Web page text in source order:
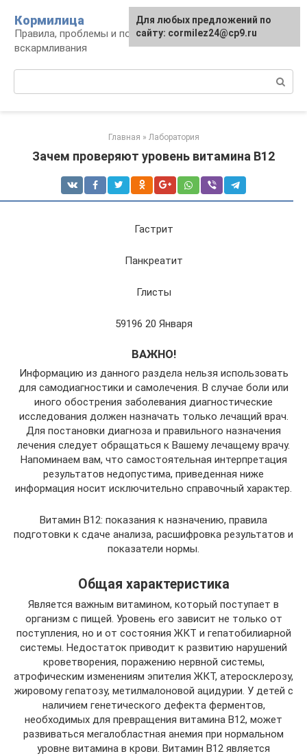
контенту
Кормилица
Правила, проблемы и польза грудного
вскармливания
Главная » Лаборатория
Зачем проверяют уровень витамина B12
Гастрит
Панкреатит
Глисты
59196 20 Января
ВАЖНО!
Информацию из данного раздела нельзя использовать
для самодиагностики и самолечения. В случае боли или
иного обострения заболевания диагностические
исследования должен назначать только лечащий врач.
Для постановки диагноза и правильного назначения
лечения следует обращаться к Вашему лечащему врачу.
Напоминаем вам, что самостоятельная интерпретация
результатов недопустима, приведенная ниже
информация носит исключительно справочный характер.
Витамин В12: показания к назначению, правила
подготовки к сдаче анализа, расшифровка результатов и
показатели нормы.
Общая характеристика
Является важным витамином, который поступает в
организм с пищей. Уровень его зависит не только от
поступления, но и от состояния ЖКТ и гепатобилиарной
системы. Недостаток приводит к развитию нарушений
кроветворения, поражению нервной системы,
атрофическим изменениям эпителия ЖКТ, атеросклерозу,
жировому гепатозу, метилмалоновой ацидурии. У детей с
наличием генетического дефекта ферментов,
необходимых для превращения витамина В12, может
развиваться мегалобластная анемия при нормальном
уровне витамина в крови. Витамин В12 является
Для любых предложений по
сайту: cormilez24@cp9.ru